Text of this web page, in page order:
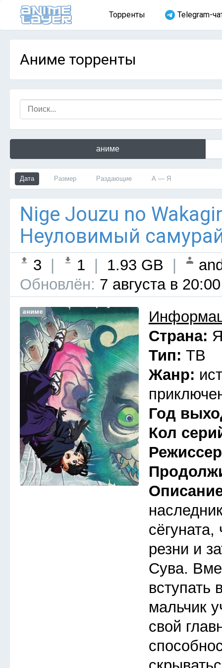
Торренты Telegram-
Аниме торренты
аниме
Дата Размер Раздающие А — Я
Nige Jouzu no
Неуловимый
3 1 1.93 GB
Обновлён: 7 августа в 20:00
аниме
Страна:
Тип: ТВ
Жанр:
Год
Кол
резни и
Сува.
вступать
мальчик
свой